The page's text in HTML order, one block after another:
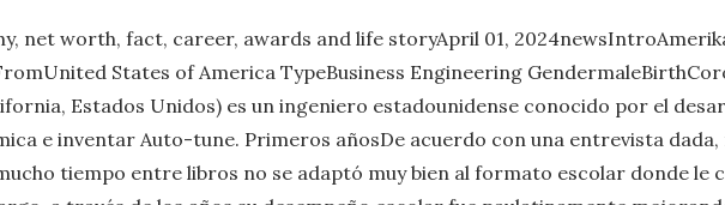
net worth, fact, career, awards and life storyApril 01,
States of America TypeBusiness Engineering
Estados Unidos) es un ingeniero estadounidense conocido por el
e inventar Auto-tune. Primeros añosDe acuerdo con una entrevista dada,
tiempo entre libros no se adaptó muy bien al formato escolar donde le